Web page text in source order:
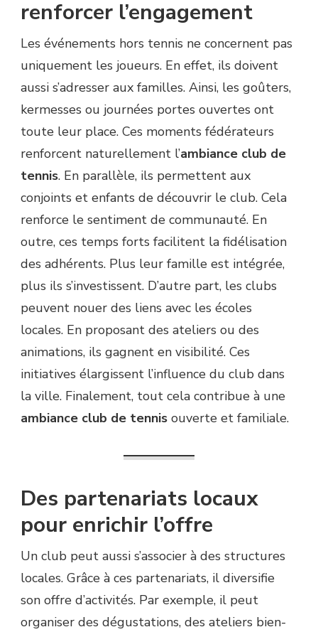
renforcer l’engagement
Les événements hors tennis ne concernent pas
uniquement les joueurs. En effet, ils doivent
aussi s’adresser aux familles. Ainsi, les goûters,
kermesses ou journées portes ouvertes ont
toute leur place. Ces moments fédérateurs
renforcent naturellement l’ambiance club de
tennis. En parallèle, ils permettent aux
conjoints et enfants de découvrir le club. Cela
renforce le sentiment de communauté. En
outre, ces temps forts facilitent la fidélisation
des adhérents. Plus leur famille est intégrée,
plus ils s’investissent. D’autre part, les clubs
peuvent nouer des liens avec les écoles
locales. En proposant des ateliers ou des
animations, ils gagnent en visibilité. Ces
initiatives élargissent l’influence du club dans
la ville. Finalement, tout cela contribue à une
ambiance club de tennis ouverte et familiale.
Des partenariats locaux
pour enrichir l’offre
Un club peut aussi s’associer à des structures
locales. Grâce à ces partenariats, il diversifie
son offre d’activités. Par exemple, il peut
organiser des dégustations, des ateliers bien-